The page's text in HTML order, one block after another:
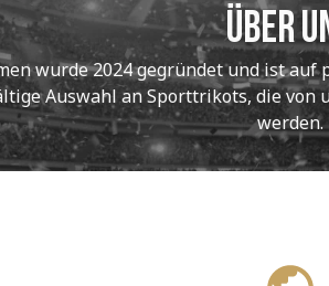
Über
wurde 2024 gegründet und ist
Auswahl an Sporttrikots, die
werden.